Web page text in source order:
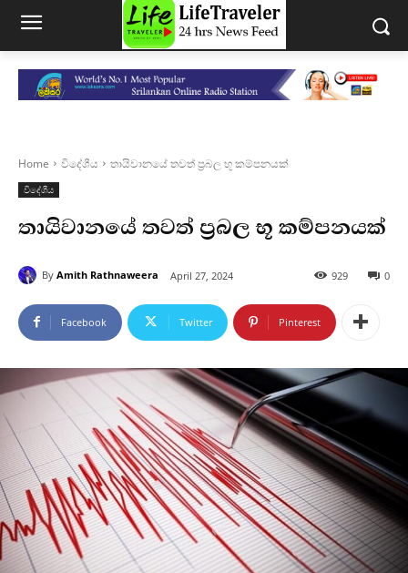
Home විදේශීය තායිවානයේ තවත් ප්‍රබල භූ කම්පනයක්
විදේශීය
තායිවානයේ තවත් ප්‍රබල භූ කම්පනයක්
By Amith Rathnaweera April 27, 2024 0
929
Facebook Twitter Pinterest